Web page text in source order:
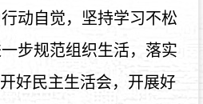
动自觉，坚持学习不松
步规范组织生活，落实
好民主生活会，开展好